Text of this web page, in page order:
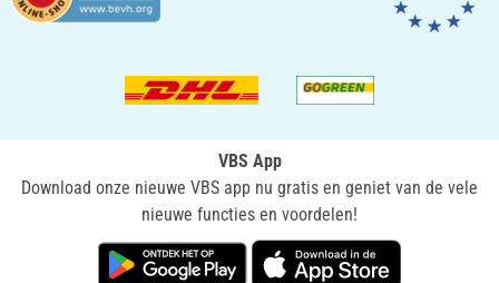
VBS App
Download onze nieuwe VBS app nu gratis en geniet van de vele
nieuwe functies en voordelen!